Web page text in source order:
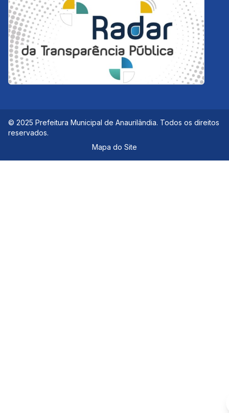
© 2025 Prefeitura Municipal de Anaurilândia. Todos os direitos
reservados.
Mapa do Site